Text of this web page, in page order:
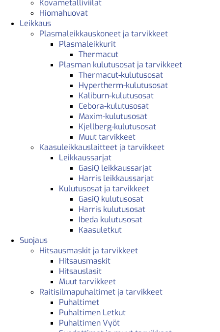
Kovametalliviilat
Hiomahuovat
Leikkaus
Plasmaleikkauskoneet ja tarvikkeet
Plasmaleikkurit
Thermacut
Plasman kulutusosat ja tarvikkeet
Thermacut-kulutusosat
Hypertherm-kulutusosat
Kaliburn-kulutusosat
Cebora-kulutusosat
Maxim-kulutusosat
Kjellberg-kulutusosat
Muut tarvikkeet
Kaasuleikkauslaitteet ja tarvikkeet
Leikkaussarjat
GasiQ leikkaussarjat
Harris leikkaussarjat
Kulutusosat ja tarvikkeet
GasiQ kulutusosat
Harris kulutusosat
Ibeda kulutusosat
Kaasuletkut
Suojaus
Hitsausmaskit ja tarvikkeet
Hitsausmaskit
Hitsauslasit
Muut tarvikkeet
Raitisilmapuhaltimet ja tarvikkeet
Puhaltimet
Puhaltimen Letkut
Puhaltimen Vyöt